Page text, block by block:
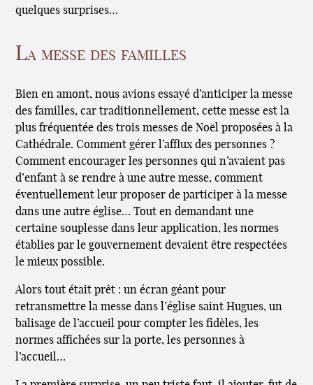
quelques surprises…
La messe des familles
Bien en amont, nous avions essayé d’anticiper la messe
des familles, car traditionnellement, cette messe est la
plus fréquentée des trois messes de Noël proposées à la
Cathédrale. Comment gérer l’afflux des personnes ?
Comment encourager les personnes qui n’avaient pas
d’enfant à se rendre à une autre messe, comment
éventuellement leur proposer de participer à la messe
dans une autre église… Tout en demandant une
certaine souplesse dans leur application, les normes
établies par le gouvernement devaient être respectées
le mieux possible.
Alors tout était prêt : un écran géant pour
retransmettre la messe dans l’église saint Hugues, un
balisage de l’accueil pour compter les fidèles, les
normes affichées sur la porte, les personnes à
l’accueil…